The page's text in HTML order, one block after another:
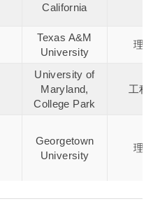
California
Texas A&M
University
理
University of
Maryland,
College Park
工程
Georgetown
University
理